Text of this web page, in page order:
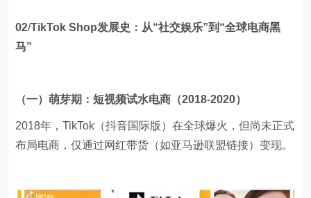
02/TikTok Shop发展史：从“社交娱乐”到“全球电商黑
马”
（一）萌芽期：短视频试水电商（2018-2020）
2018年，TikTok（抖音国际版）在全球爆火，但尚未正式
布局电商，仅通过网红带货（如亚马逊联盟链接）变现。